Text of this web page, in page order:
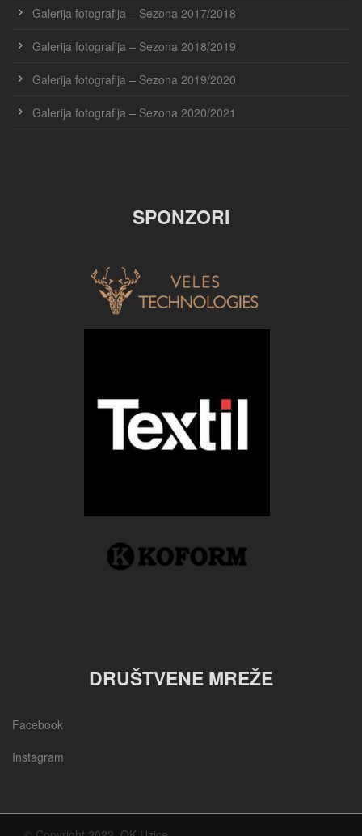
Galerija fotografija – Sezona 2017/2018
Galerija fotografija – Sezona 2018/2019
Galerija fotografija – Sezona 2019/2020
Galerija fotografija – Sezona 2020/2021
SPONZORI
DRUŠTVENE MREŽE
Facebook
Instagram